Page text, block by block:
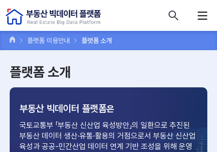
플랫폼 이용안내 플랫폼 소개
플랫폼 소개
부동산 빅데이터 플랫폼은
국토교통부 「부동산 신산업 육성방안」의 일환으로 추진된
부동산 데이터 생산·유통·활용의 거점으로서 부동산 신산업
육성과 공공-민간산업 데이터 연계 기반 조성을 위해 운영